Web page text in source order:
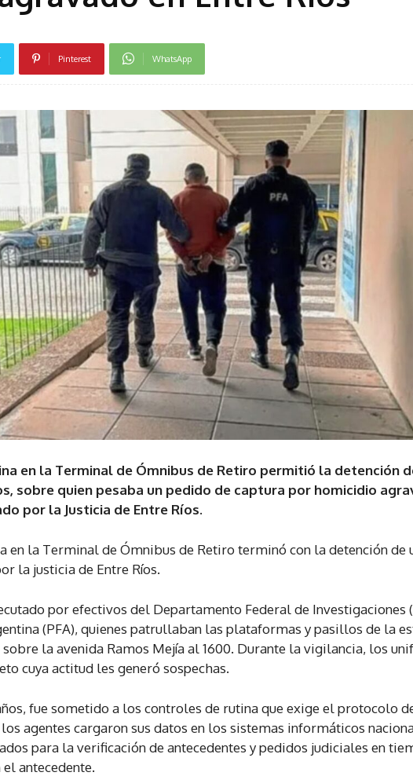
Pinterest WhatsApp
en la Terminal de Ómnibus de Retiro permitió la detención
sobre quien pesaba un pedido de captura por homicidio
por la Justicia de Entre Ríos.
en la Terminal de Ómnibus de Retiro terminó con la detención de
la justicia de Entre Ríos.
por efectivos del Departamento Federal de Investigaciones
(PFA), quienes patrullaban las plataformas y pasillos de la
la avenida Ramos Mejía al 1600. Durante la vigilancia, los
cuya actitud les generó sospechas.
fue sometido a los controles de rutina que exige el protocolo
agentes cargaron sus datos en los sistemas informáticos
para la verificación de antecedentes y pedidos judiciales en
antecedente.